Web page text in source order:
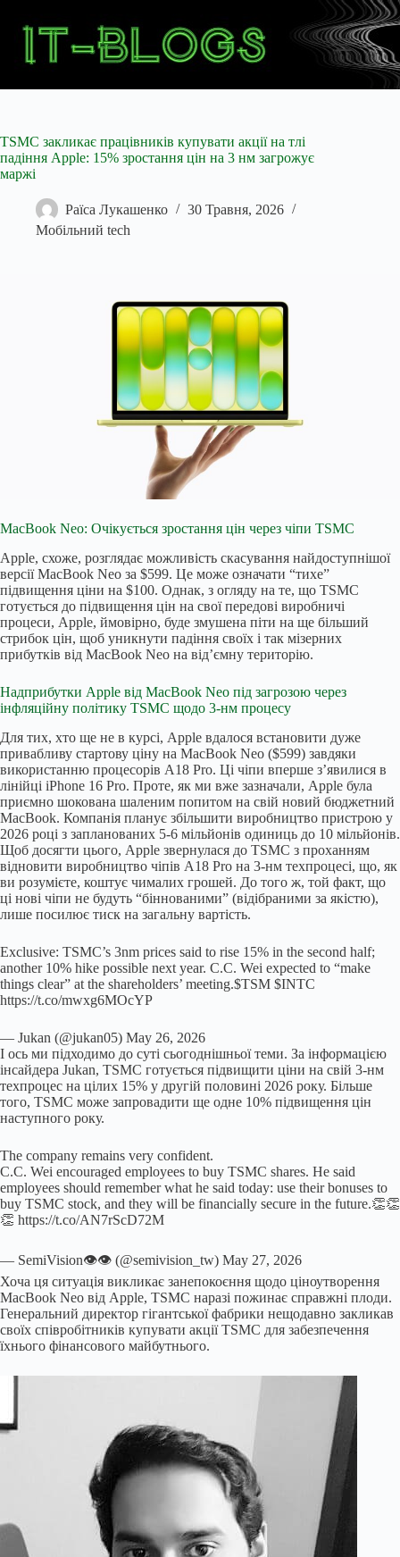
TSMC закликає працівників купувати акції на тлі
падіння Apple: 15% зростання цін на 3 нм загрожує
маржі
Раїса Лукашенко
30 Травня, 2026
Мобільний tech
MacBook Neo: Очікується зростання цін через чіпи TSMC
Apple, схоже, розглядає можливість скасування найдоступнішої
версії MacBook Neo за $599. Це може означати “тихе”
підвищення ціни на $100. Однак, з огляду на те, що TSMC
готується до підвищення цін на свої передові виробничі
процеси, Apple, ймовірно, буде змушена піти на ще більший
стрибок цін, щоб уникнути падіння своїх і так мізерних
прибутків від MacBook Neo на від’ємну територію.
Надприбутки Apple від MacBook Neo під загрозою через
інфляційну політику TSMC щодо 3-нм процесу
Для тих, хто ще не в курсі, Apple вдалося встановити дуже
привабливу стартову ціну на MacBook Neo ($599) завдяки
використанню процесорів A18 Pro. Ці чіпи вперше з’явилися в
лінійці iPhone 16 Pro. Проте, як ми вже зазначали, Apple була
приємно шокована шаленим попитом на свій новий бюджетний
MacBook. Компанія планує збільшити виробництво пристрою у
2026 році з запланованих 5-6 мільйонів одиниць до 10 мільйонів.
Щоб досягти цього, Apple звернулася до TSMC з проханням
відновити виробництво чіпів A18 Pro на 3-нм техпроцесі, що, як
ви розумієте, коштує чималих грошей. До того ж, той факт, що
ці нові чіпи не будуть “біннованими” (відібраними за якістю),
лише посилює тиск на загальну вартість.
Exclusive: TSMC’s 3nm prices said to rise 15% in the second half;
another 10% hike possible next year. C.C. Wei expected to “make
things clear” at the shareholders’ meeting.$TSM $INTC
https://t.co/mwxg6MOcYP
— Jukan (@jukan05) May 26, 2026
І ось ми підходимо до суті сьогоднішньої теми. За інформацією
інсайдера Jukan, TSMC готується підвищити ціни на свій 3-нм
техпроцес на цілих 15% у другій половині 2026 року. Більше
того, TSMC може запровадити ще одне 10% підвищення цін
наступного року.
The company remains very confident.
C.C. Wei encouraged employees to buy TSMC shares. He said
employees should remember what he said today: use their bonuses to
buy TSMC stock, and they will be financially secure in the future.👏👏
👏 https://t.co/AN7rScD72M
— SemiVision👁️👁️ (@semivision_tw) May 27, 2026
Хоча ця ситуація викликає занепокоєння щодо ціноутворення
MacBook Neo від Apple, TSMC наразі пожинає справжні плоди.
Генеральний директор гігантської фабрики нещодавно закликав
своїх співробітників купувати акції TSMC для забезпечення
їхнього фінансового майбутнього.